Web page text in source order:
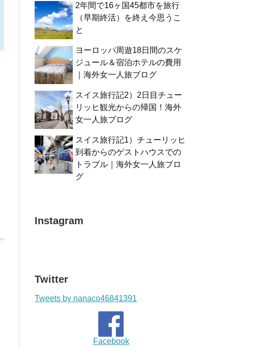
2年間で16ヶ国45都市を旅行
（早期終活）を終え今思うこ
と
ヨーロッパ周遊18日間のスケ
ジュール＆宿泊ホテルの費用
｜海外女一人旅ブログ
スイス旅行記2）2日目チュー
リッヒ観光からの帰国！海外
女一人旅ブログ
スイス旅行記1）チューリッヒ
到着からのゲストハウスでの
トラブル｜海外女一人旅ブロ
グ
Instagram
Twitter
Tweets by nanaco46841391
Facebook